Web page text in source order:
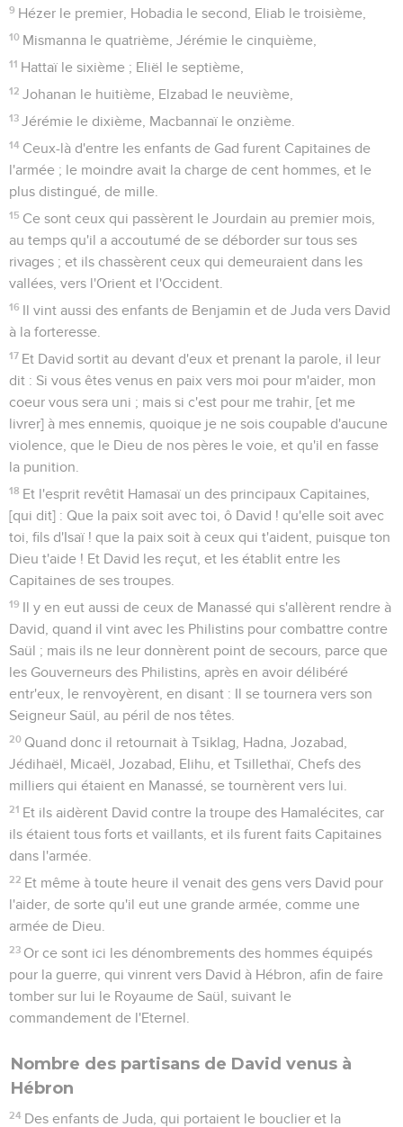
9 Hézer le premier, Hobadia le second, Eliab le troisième,
10 Mismanna le quatrième, Jérémie le cinquième,
11 Hattaï le sixième ; Eliël le septième,
12 Johanan le huitième, Elzabad le neuvième,
13 Jérémie le dixième, Macbannaï le onzième.
14 Ceux-là d'entre les enfants de Gad furent Capitaines de
l'armée ; le moindre avait la charge de cent hommes, et le
plus distingué, de mille.
15 Ce sont ceux qui passèrent le Jourdain au premier mois,
au temps qu'il a accoutumé de se déborder sur tous ses
rivages ; et ils chassèrent ceux qui demeuraient dans les
vallées, vers l'Orient et l'Occident.
16 Il vint aussi des enfants de Benjamin et de Juda vers David
à la forteresse.
17 Et David sortit au devant d'eux et prenant la parole, il leur
dit : Si vous êtes venus en paix vers moi pour m'aider, mon
coeur vous sera uni ; mais si c'est pour me trahir, [et me
livrer] à mes ennemis, quoique je ne sois coupable d'aucune
violence, que le Dieu de nos pères le voie, et qu'il en fasse
la punition.
18 Et l'esprit revêtit Hamasaï un des principaux Capitaines,
[qui dit] : Que la paix soit avec toi, ô David ! qu'elle soit avec
toi, fils d'Isaï ! que la paix soit à ceux qui t'aident, puisque ton
Dieu t'aide ! Et David les reçut, et les établit entre les
Capitaines de ses troupes.
19 Il y en eut aussi de ceux de Manassé qui s'allèrent rendre à
David, quand il vint avec les Philistins pour combattre contre
Saül ; mais ils ne leur donnèrent point de secours, parce que
les Gouverneurs des Philistins, après en avoir délibéré
entr'eux, le renvoyèrent, en disant : Il se tournera vers son
Seigneur Saül, au péril de nos têtes.
20 Quand donc il retournait à Tsiklag, Hadna, Jozabad,
Jédihaël, Micaël, Jozabad, Elihu, et Tsillethaï, Chefs des
milliers qui étaient en Manassé, se tournèrent vers lui.
21 Et ils aidèrent David contre la troupe des Hamalécites, car
ils étaient tous forts et vaillants, et ils furent faits Capitaines
dans l'armée.
22 Et même à toute heure il venait des gens vers David pour
l'aider, de sorte qu'il eut une grande armée, comme une
armée de Dieu.
23 Or ce sont ici les dénombrements des hommes équipés
pour la guerre, qui vinrent vers David à Hébron, afin de faire
tomber sur lui le Royaume de Saül, suivant le
commandement de l'Eternel.
Nombre des partisans de David venus à
Hébron
24 Des enfants de Juda, qui portaient le bouclier et la